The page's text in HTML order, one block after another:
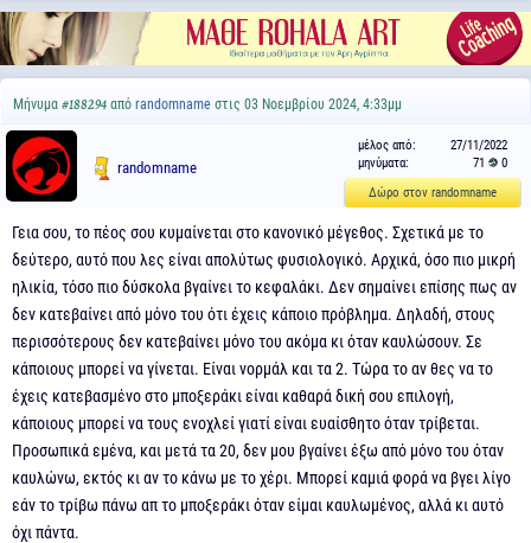
Μήνυμα #188294 από randomname στις 03 Νοεμβρίου 2024, 4:33μμ
randomname
μέλος από:
27/11/2022
μηνύματα:
71
0
Δώρο στον randomname
Γεια σου, το πέος σου κυμαίνεται στο κανονικό μέγεθος. Σχετικά με το
δεύτερο, αυτό που λες είναι απολύτως φυσιολογικό. Αρχικά, όσο πιο μικρή
ηλικία, τόσο πιο δύσκολα βγαίνει το κεφαλάκι. Δεν σημαίνει επίσης πως αν
δεν κατεβαίνει από μόνο του ότι έχεις κάποιο πρόβλημα. Δηλαδή, στους
περισσότερους δεν κατεβαίνει μόνο του ακόμα κι όταν καυλώσουν. Σε
κάποιους μπορεί να γίνεται. Είναι νορμάλ και τα 2. Τώρα το αν θες να το
έχεις κατεβασμένο στο μποξεράκι είναι καθαρά δική σου επιλογή,
κάποιους μπορεί να τους ενοχλεί γιατί είναι ευαίσθητο όταν τρίβεται.
Προσωπικά εμένα, και μετά τα 20, δεν μου βγαίνει έξω από μόνο του όταν
καυλώνω, εκτός κι αν το κάνω με το χέρι. Μπορεί καμιά φορά να βγει λίγο
εάν το τρίβω πάνω απ το μποξεράκι όταν είμαι καυλωμένος, αλλά κι αυτό
όχι πάντα.